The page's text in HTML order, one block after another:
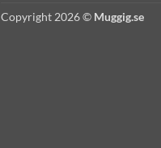
Copyright 2026 © Muggig.se